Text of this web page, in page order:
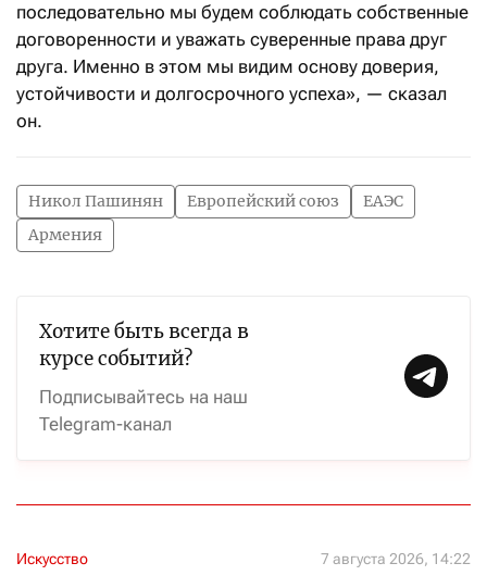
последовательно мы будем соблюдать собственные
договоренности и уважать суверенные права друг
друга. Именно в этом мы видим основу доверия,
устойчивости и долгосрочного успеха», — сказал
он.
Никол Пашинян Европейский союз
ЕАЭС
Армения
Хотите быть всегда в
курсе событий?
Подписывайтесь на наш
Telegram-канал
Искусство 7 августа 2026, 14:22